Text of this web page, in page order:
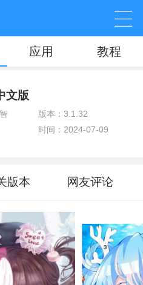
应用 教程
文版
版本：3.1.32
时间：2024-07-09
版本 网友评论